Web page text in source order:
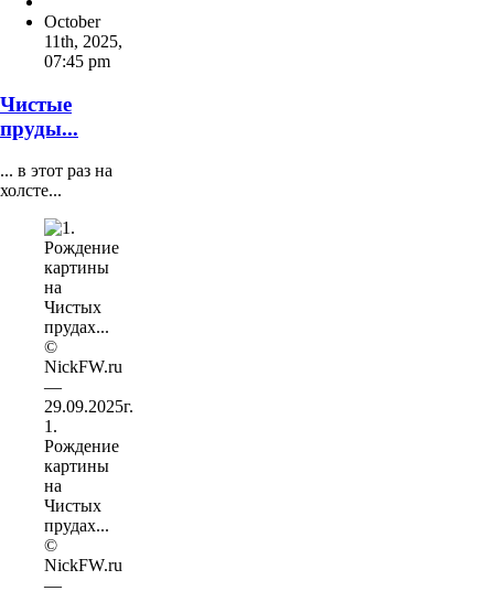
October
11th, 2025,
07:45 pm
Чистые
пруды...
... в этот раз на
холсте...
1.
Рождение
картины
на
Чистых
прудах...
©
NickFW.ru
—